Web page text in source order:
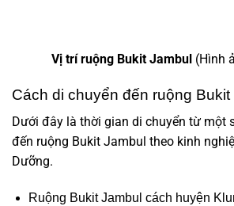
Vị trí ruộng Bukit Jambul (Hình
Cách di chuyển đến ruộng Bukit
Dưới đây là thời gian di chuyển từ một
đến ruộng Bukit Jambul theo kinh
Dưỡng.
Ruộng Bukit Jambul cách huyện